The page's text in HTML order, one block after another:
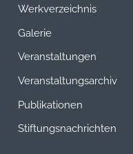
Werkverzeichnis
Galerie
Veranstaltungen
Veranstaltungsarchiv
Publikationen
Stiftungsnachrichten